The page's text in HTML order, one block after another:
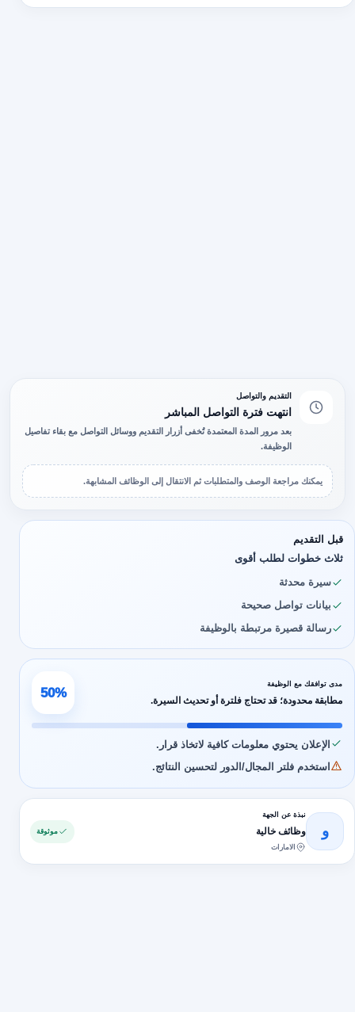
التقديم والتواصل
انتهت فترة التواصل المباشر
بعد مرور المدة المعتمدة تُخفى أزرار التقديم ووسائل التواصل مع بقاء تفاصيل
الوظيفة.
يمكنك مراجعة الوصف والمتطلبات ثم الانتقال إلى الوظائف المشابهة.
قبل التقديم
ثلاث خطوات لطلب أقوى
سيرة محدثة
بيانات تواصل صحيحة
رسالة قصيرة مرتبطة بالوظيفة
مدى توافقك مع الوظيفة
مطابقة محدودة؛ قد تحتاج فلترة أو تحديث السيرة. 50%
الإعلان يحتوي معلومات كافية لاتخاذ قرار.
استخدم فلتر المجال/الدور لتحسين النتائج.
و
نبذة عن الجهة
وظائف خالية
الامارات
موثوقة